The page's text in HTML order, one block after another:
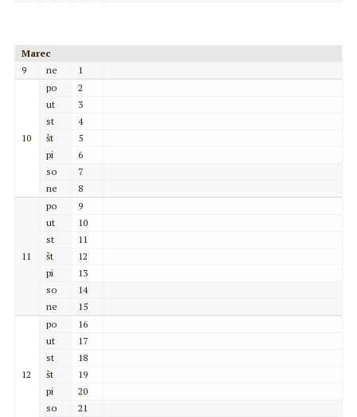
Marec
9
ne 1
10
po
2
ut
3
st
4
št
5
pi
6
so
7
ne
8
11
po
9
ut
10
st
11
št
12
pi
13
so
14
ne
15
12
po
16
ut
17
st
18
št
19
pi
20
so
21